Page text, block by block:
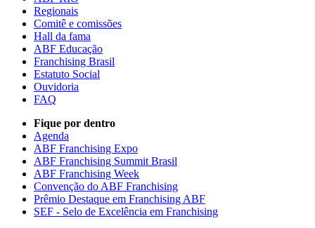
Regionais
Comitê e comissões
Hall da fama
ABF Educação
Franchising Brasil
Estatuto Social
Ouvidoria
FAQ
Fique por dentro
Agenda
ABF Franchising Expo
ABF Franchising Summit Brasil
ABF Franchising Week
Convenção do ABF Franchising
Prêmio Destaque em Franchising ABF
SEF - Selo de Excelência em Franchising